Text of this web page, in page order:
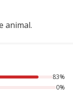
animal.
17% des
83%
0%